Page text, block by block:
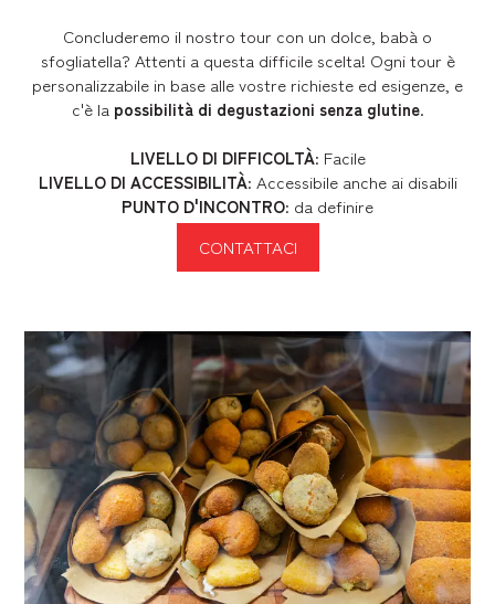
Concluderemo il nostro tour con un dolce, babà o
sfogliatella? Attenti a questa difficile scelta! Ogni tour è
personalizzabile in base alle vostre richieste ed esigenze, e
c'è la possibilità di degustazioni senza glutine.
LIVELLO DI DIFFICOLTÀ: Facile
LIVELLO DI ACCESSIBILITÀ: Accessibile anche ai disabili
PUNTO D'INCONTRO: da definire
CONTATTACI